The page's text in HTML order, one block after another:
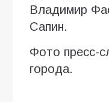
Владимир
Сапин.
Фото пресс-
города.